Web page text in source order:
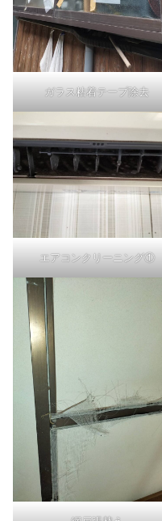
ガラス粘着テープ除去
エアコンクリーニング①